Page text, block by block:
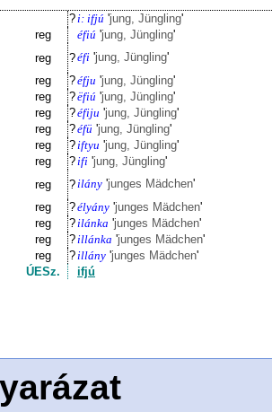
?i: ifjú 'jung, Jüngling'
reg
éfiú 'jung, Jüngling'
reg
?éfi 'jung, Jüngling'
reg
?éfju 'jung, Jüngling'
reg
?ëfiú 'jung, Jüngling'
reg
?éfiju 'jung, Jüngling'
reg
?éfü 'jung, Jüngling'
reg
?iftyu 'jung, Jüngling'
reg
?ifi 'jung, Jüngling'
reg
?ilány 'junges Mädchen'
reg
?élyány 'junges Mädchen'
reg
?ilánka 'junges Mädchen'
reg
?illánka 'junges Mädchen'
reg
?illány 'junges Mädchen'
ÚESz.
ifjú